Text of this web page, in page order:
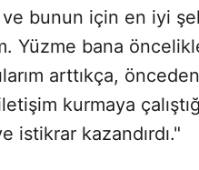
bunun için en iyi
Yüzme bana
arttıkça,
kurmaya
istikrar kazandırdı."